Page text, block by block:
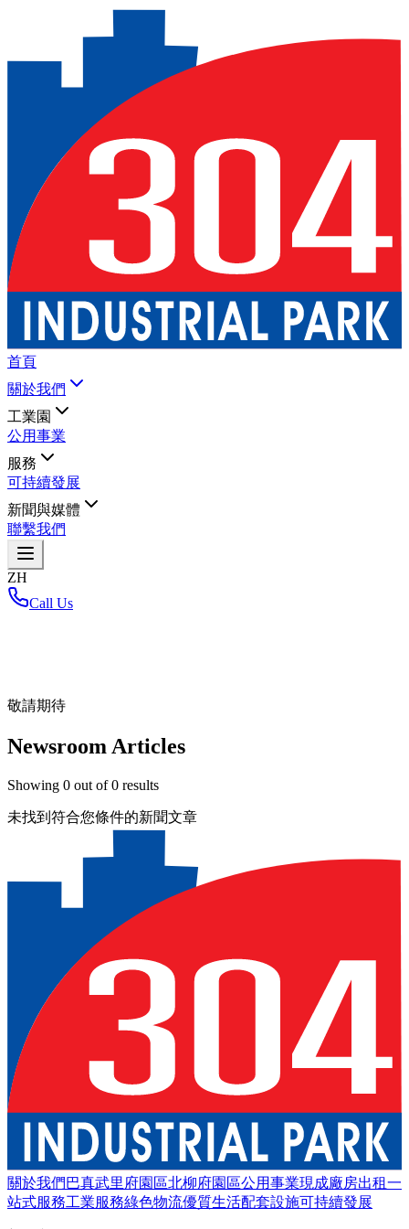
首頁
關於我們
工業園
公用事業
服務
可持續發展
新聞與媒體
聯繫我們
ZH
Call Us
敬請期待
Newsroom Articles
Showing 0 out of0 results
未找到符合您條件的新聞文章
關於我們 巴真武里府園區北柳府園區公用事業現成廠房出租一
站式服務工業服務綠色物流優質生活配套設施可持續發展